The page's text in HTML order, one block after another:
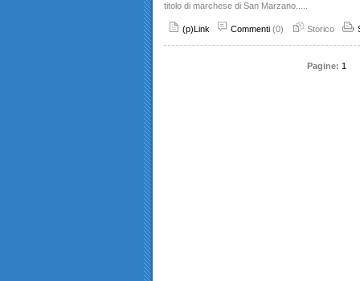
titolo di marchese di San Marzano.....
(p)Link Commenti (0) Storico
Pagine: 1